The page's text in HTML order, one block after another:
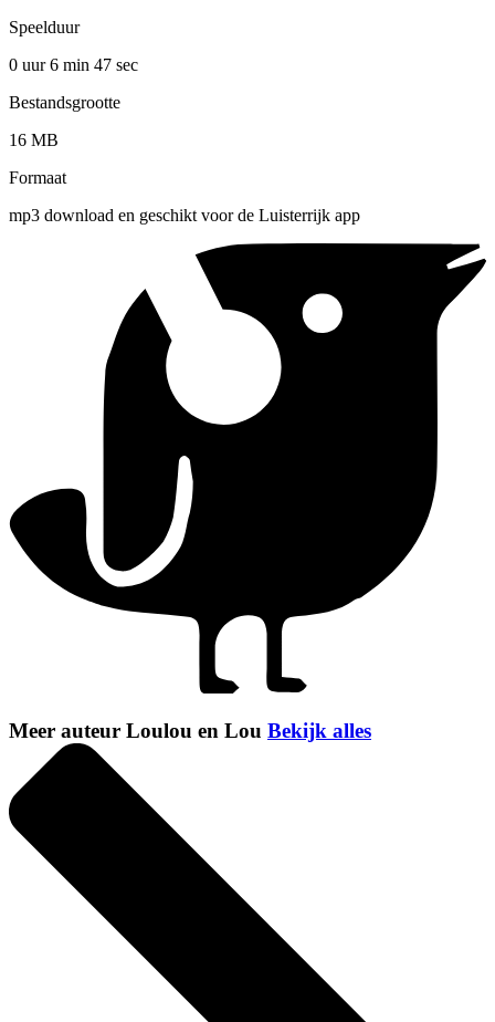
Speelduur
0 uur 6 min 47 sec
Bestandsgrootte
16 MB
Formaat
mp3 download en geschikt voor de Luisterrijk app
Meer auteur Loulou en Lou Bekijk alles